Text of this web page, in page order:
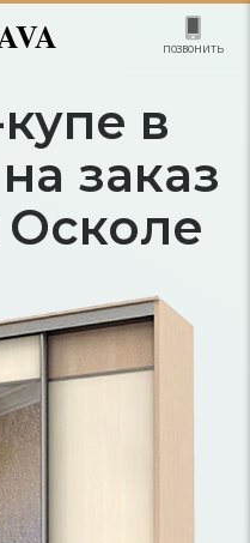
позвонить
в
заказ